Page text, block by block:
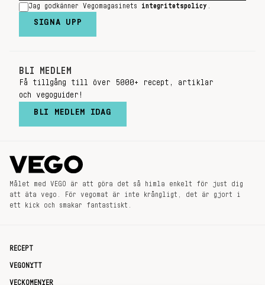
Jag godkänner Vegomagasinets integritetspolicy
SIGNA UPP
BLI MEDLEM
Få tillgång till över 5000+ recept, artiklar
och vegoguider!
BLI MEDLEM IDAG
Målet med VEGO är att göra det så himla enkelt för just dig
att äta vego. För vegomat är inte krångligt, det är gjort i
ett kick och smakar fantastiskt.
RECEPT
VEGONYTT
VECKOMENYER